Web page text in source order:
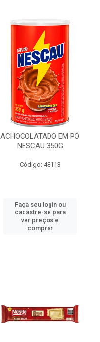
ACHOCOLATADO EM PÓ
NESCAU 350G
Código: 48113
Faça seu login ou
cadastre-se para
ver preços e
comprar